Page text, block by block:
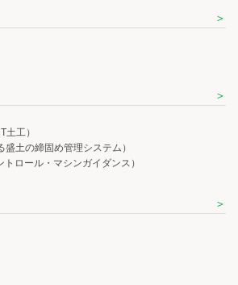
土工）
土の締固め管理システム）
ロール・マシンガイダンス）